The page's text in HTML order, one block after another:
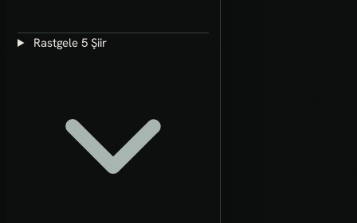
Rastgele 5 Şiir